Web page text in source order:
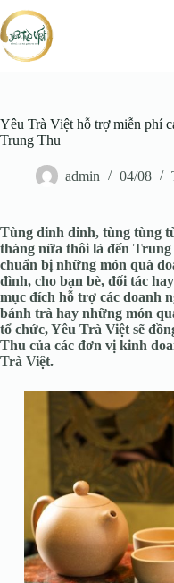
Yêu Trà Việt hỗ trợ miễn phí
Trung Thu
admin 04/08
Tùng dinh dinh, tùng tùng
tháng nữa thôi là đến
chuẩn bị những món quà
đình, cho bạn bè, đối tác
mục đích hỗ trợ các doanh
bánh trà hay những món
tổ chức, Yêu Trà Việt sẽ
Thu của các đơn vị kinh
Trà Việt.